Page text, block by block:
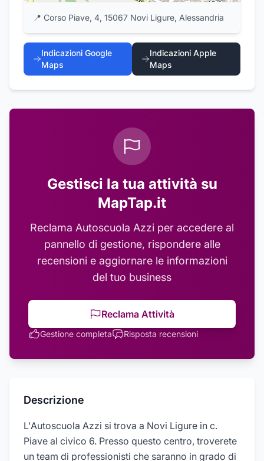
📍 Corso Piave, 4, 15067 Novi Ligure, Alessandria
Indicazioni Google
Maps
Indicazioni Apple
Maps
Gestisci la tua attività su
MapTap.it
Reclama Autoscuola Azzi per accedere al
pannello di gestione, rispondere alle
recensioni e aggiornare le informazioni
del tuo business
Reclama Attività
Gestione completa Risposta recensioni
Descrizione
L'Autoscuola Azzi si trova a Novi Ligure in c.
Piave al civico 6. Presso questo centro, troverete
un team di professionisti che saranno in grado di